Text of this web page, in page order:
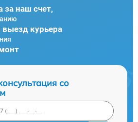
за наш счет,
курьера
со